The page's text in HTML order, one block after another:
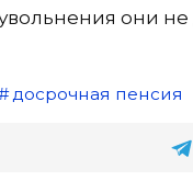
они не
досрочная пенсия